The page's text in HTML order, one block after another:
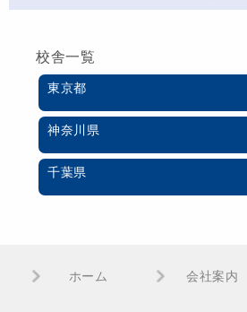
校舎一覧
東京都
神奈川県
千葉県
ホーム 会社案内